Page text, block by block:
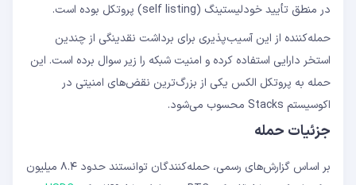
در منطق تأیید خودلیستینگ (self listing) پروتکل بوده است.
حمله‌کننده از این آسیب‌پذیری برای برداشت نقدینگی از چندین
استخر دارایی استفاده کرده و امنیت شبکه را زیر سوال برده است. این
حمله به پروتکل الکس یکی از بزرگ‌ترین نقض‌های امنیتی در
اکوسیستم Stacks محسوب می‌شود.
جزئیات حمله
بر اساس گزارش‌های رسمی، حمله‌کنندگان توانستند حدود ۸.۴ میلیون